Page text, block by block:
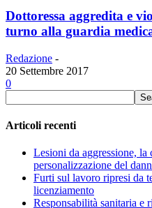
Dottoressa aggredita e
turno alla guardia
Redazione -
20 Settembre 2017
0
Articoli recenti
Lesioni da aggressione, la
personalizzazione del
Furti sul lavoro ripresi da
licenziamento
Responsabilità sanitaria e